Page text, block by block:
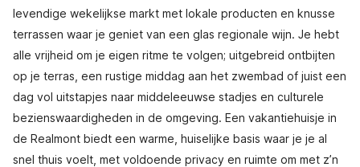
levendige wekelijkse markt met lokale producten en knusse
terrassen waar je geniet van een glas regionale wijn. Je hebt
alle vrijheid om je eigen ritme te volgen; uitgebreid ontbijten
op je terras, een rustige middag aan het zwembad of juist een
dag vol uitstapjes naar middeleeuwse stadjes en culturele
bezienswaardigheden in de omgeving. Een vakantiehuisje in
de Realmont biedt een warme, huiselijke basis waar je je al
snel thuis voelt, met voldoende privacy en ruimte om met z’n